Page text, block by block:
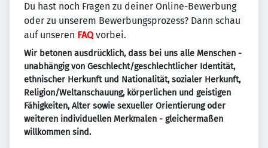
Du hast noch Fragen zu deiner Online-Bewerbung
oder zu unserem Bewerbungsprozess? Dann schau
auf unseren FAQvorbei.
Wir betonen ausdrücklich, dass bei uns alle Menschen -
unabhängig von Geschlecht/geschlechtlicher Identität,
ethnischer Herkunft und Nationalität, sozialer Herkunft,
Religion/Weltanschauung, körperlichen und geistigen
Fähigkeiten, Alter sowie sexueller Orientierung oder
weiteren individuellen Merkmalen - gleichermaßen
willkommen sind.